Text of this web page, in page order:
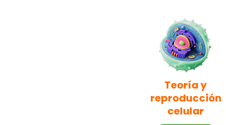
Teoría y
reproducción
celular